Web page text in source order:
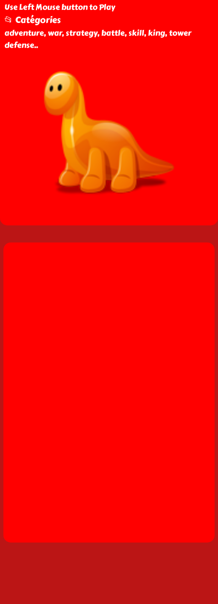
Use Left Mouse button to Play
📂 Catégories
adventure, war, strategy, battle, skill, king, tower
defense..